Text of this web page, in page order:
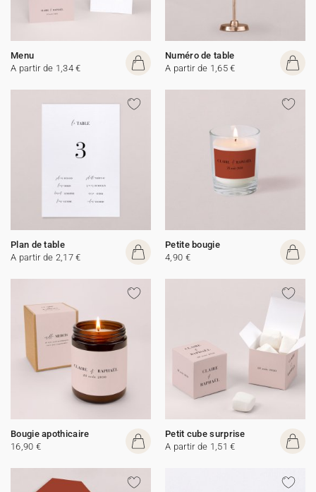
Menu
A partir de 1,34 €
Numéro de table
A partir de 1,65 €
Plan de table
A partir de 2,17 €
Petite bougie
4,90 €
Bougie apothicaire
16,90 €
Petit cube surprise
A partir de 1,51 €